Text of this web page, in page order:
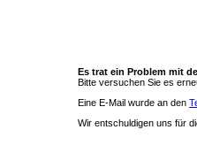
Es trat ein Problem mit
Bitte versuchen Sie es
Eine E-Mail wurde an den
Wir entschuldigen uns für